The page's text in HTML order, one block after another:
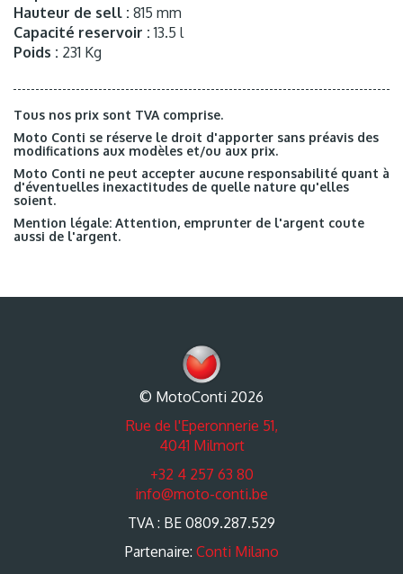
Hauteur de sell : 815 mm
Capacité reservoir : 13.5 l
Poids : 231 Kg
Tous nos prix sont TVA comprise.
Moto Conti se réserve le droit d'apporter sans préavis des
modifications aux modèles et/ou aux prix.
Moto Conti ne peut accepter aucune responsabilité quant à
d'éventuelles inexactitudes de quelle nature qu'elles
soient.
Mention légale: Attention, emprunter de l'argent coute
aussi de l'argent.
© MotoConti 2026
Rue de l'Eperonnerie 51,
4041 Milmort
+32 4 257 63 80
info@moto-conti.be
TVA : BE 0809.287.529
Partenaire: Conti Milano